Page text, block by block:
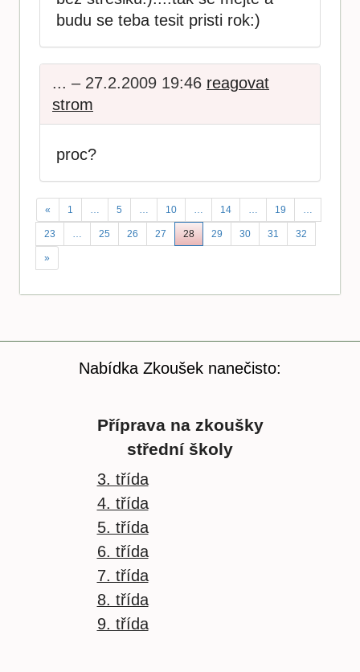
budu se teba tesit pristi rok:)
... – 27.2.2009 19:46 reagovat
strom
proc?
« 1 … 5 … 10 … 14 … 19 …
23 … 25 26 27 28 29 30 31 32
»
Nabídka Zkoušek nanečisto:
Příprava na zkoušky
střední školy
3. třída
4. třída
5. třída
6. třída
7. třída
8. třída
9. třída